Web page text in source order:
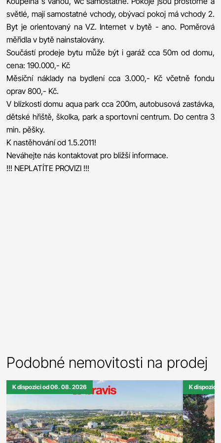
světlé, mají samostatné vchody, obývací pokoj má vchody 2.
Byt je orientovaný na VZ. Internet v bytě - ano. Poměrová
měřidla v bytě nainstalovány.
Součástí prodeje bytu může být i garáž cca 50m od domu,
cena: 190.000,- Kč
Měsíční náklady na bydlení cca 3.000,- Kč včetně fondu
oprav 800,- Kč.
V blízkosti domu aqua park cca 200m, autobusová zastávka,
dětské hřiště, školka, park a sportovní centrum. Do centra 3
min. pěšky.
K nastěhování od 1.5.2011!
Neváhejte nás kontaktovat pro bližší informace.
!!! NEPLATÍTE PROVIZI !!!
Podobné nemovitosti na prodej
K dispozici od 06. 08. 2026 K dispozici